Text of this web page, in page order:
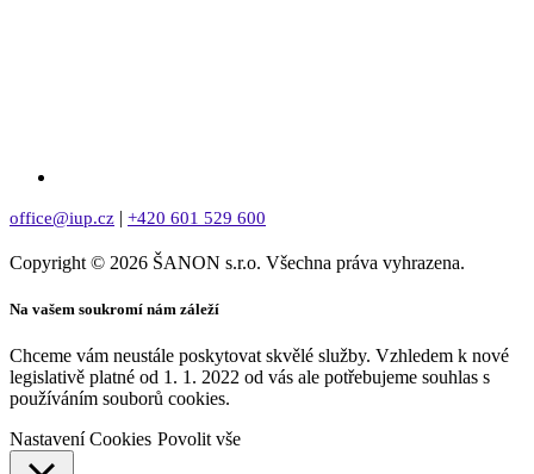
office@iup.cz | +420 601 529 600
Copyright © 2026 ŠANON s.r.o. Všechna práva vyhrazena.
Na vašem soukromí nám záleží
Chceme vám neustále poskytovat skvělé služby. Vzhledem k nové
legislativě platné od 1. 1. 2022 od vás ale potřebujeme souhlas s
používáním souborů cookies.
Nastavení Cookies Povolit vše